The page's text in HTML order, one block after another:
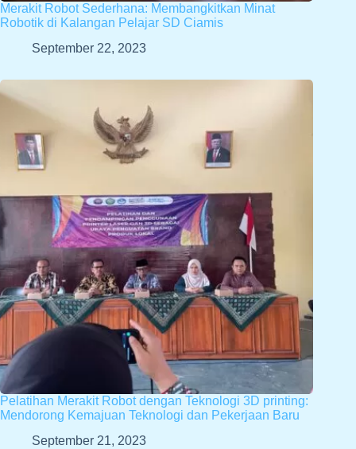
Merakit Robot Sederhana: Membangkitkan Minat
Robotik di Kalangan Pelajar SD Ciamis
September 22, 2023
Pelatihan Merakit Robot dengan Teknologi 3D printing:
Mendorong Kemajuan Teknologi dan Pekerjaan Baru
September 21, 2023